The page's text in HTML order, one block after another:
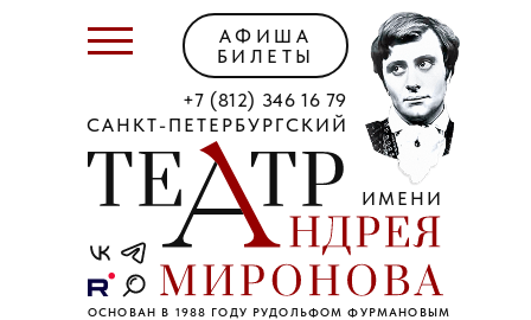
САНКТ-ПЕТЕРБУРГСКИЙ
ИМЕНИ
ОСНОВАН В 1988 ГОДУ РУДОЛЬФОМ ФУРМАНОВЫМ
+7 (812) 346 16 79
АФИША
БИЛЕТЫ